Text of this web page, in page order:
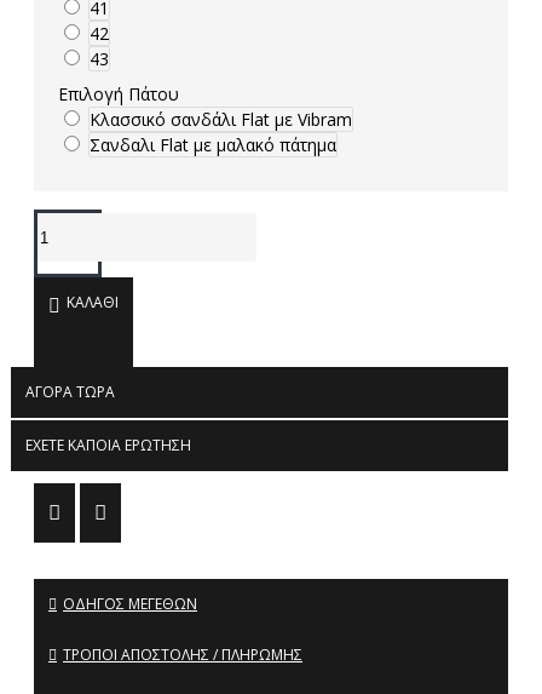
41
42
43
Επιλογή Πάτου
Κλασσικό σανδάλι Flat με Vibram
Σανδαλι Flat με μαλακό πάτημα
ΚΑΛΆΘΙ
ΑΓΟΡΆ ΤΏΡΑ
ΈΧΕΤΕ ΚΆΠΟΙΑ ΕΡΏΤΗΣΗ
ΟΔΗΓΌΣ ΜΕΓΕΘΏΝ
ΤΡΌΠΟΙ ΑΠΟΣΤΟΛΉΣ / ΠΛΗΡΩΜΉΣ